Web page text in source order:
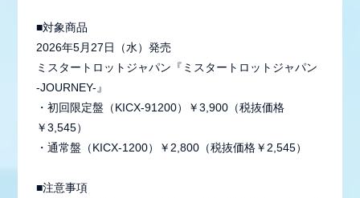
■対象商品
2026年5月27日（水）発売
ミスタートロットジャパン『ミスタートロットジャパン
-JOURNEY-』
・初回限定盤（KICX-91200）￥3,900（税抜価格
￥3,545）
・通常盤（KICX-1200）￥2,800（税抜価格￥2,545）
■注意事項